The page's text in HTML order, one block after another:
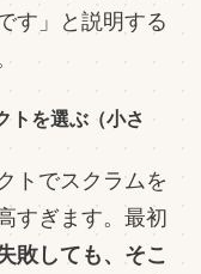
す」と説明する
トを選ぶ（小さ
トでスクラムを
すぎます。最初
敗しても、そこ